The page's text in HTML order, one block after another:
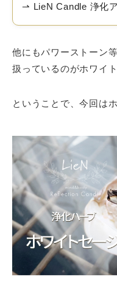
⇀ LieN Candle 浄化
他にもパワーストーン
扱っているのがホワイ
ということで、今回は